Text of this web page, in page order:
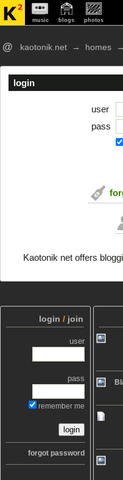
music blogs photos
@ kaotonik.net → homes →
login
user
pass
Kaotonik net offers
login / join
user
pass
remember me
forgot password